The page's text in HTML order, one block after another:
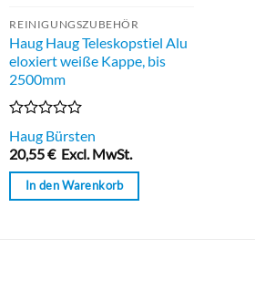
REINIGUNGSZUBEHÖR
Haug Haug Teleskopstiel Alu
eloxiert weiße Kappe, bis
2500mm
Bewertet
mit
0
von
Haug Bürsten
20,55€ Excl. MwSt.
In den Warenkorb